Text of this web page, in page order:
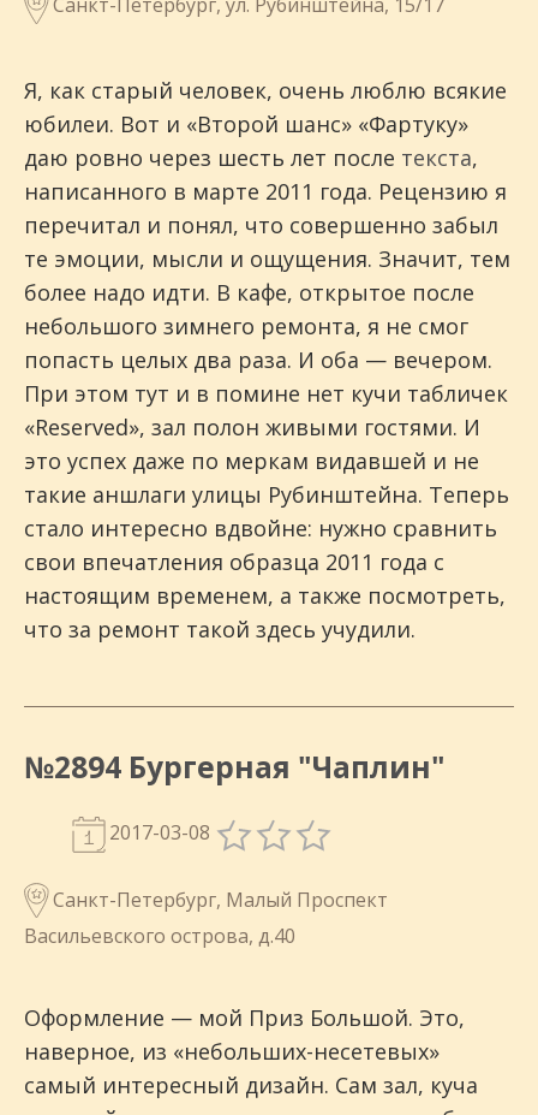
Я, как старый человек, очень люблю всякие
юбилеи. Вот и «Второй шанс» «Фартуку»
даю ровно через шесть лет после текста,
написанного в марте 2011 года. Рецензию я
перечитал и понял, что совершенно забыл
те эмоции, мысли и ощущения. Значит, тем
более надо идти. В кафе, открытое после
небольшого зимнего ремонта, я не смог
попасть целых два раза. И оба — вечером.
При этом тут и в помине нет кучи табличек
«Reserved», зал полон живыми гостями. И
это успех даже по меркам видавшей и не
такие аншлаги улицы Рубинштейна. Теперь
стало интересно вдвойне: нужно сравнить
свои впечатления образца 2011 года с
настоящим временем, а также посмотреть,
что за ремонт такой здесь учудили.
№2894 Бургерная "Чаплин"
2017-03-08
Санкт-Петербург, Малый Проспект
Васильевского острова, д.40
Оформление — мой Приз Большой. Это,
наверное, из «небольших-несетевых»
самый интересный дизайн. Сам зал, куча